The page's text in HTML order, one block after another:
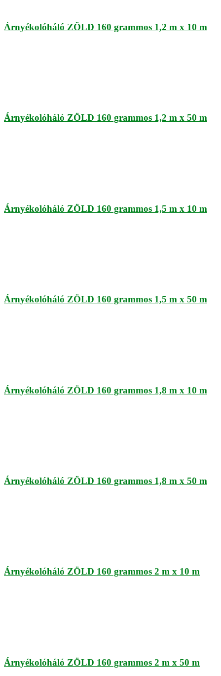
Árnyékolóháló ZÖLD 160 grammos 1,2 m x 10 m
Árnyékolóháló ZÖLD 160 grammos 1,2 m x 50 m
Árnyékolóháló ZÖLD 160 grammos 1,5 m x 10 m
Árnyékolóháló ZÖLD 160 grammos 1,5 m x 50 m
Árnyékolóháló ZÖLD 160 grammos 1,8 m x 10 m
Árnyékolóháló ZÖLD 160 grammos 1,8 m x 50 m
Árnyékolóháló ZÖLD 160 grammos 2 m x 10 m
Árnyékolóháló ZÖLD 160 grammos 2 m x 50 m